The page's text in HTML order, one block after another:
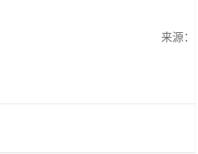
来源：